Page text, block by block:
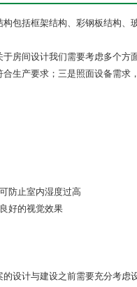
构包括框架结构、彩钢板结构
房间设计我们需要考虑多个
生产要求；三是照面设备需
防止室内湿度过高
好的视觉效果
的设计与建设之前需要充分考